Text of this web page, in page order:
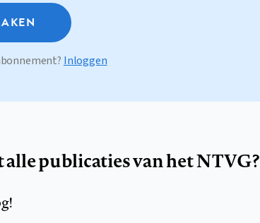
Inloggen
publicaties van het NTVG?